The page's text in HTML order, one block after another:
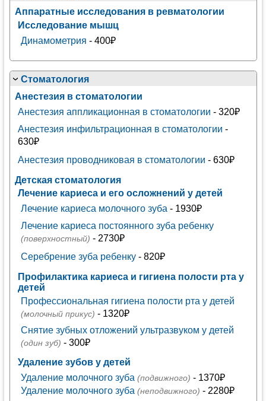
Аппаратные исследования в ревматологии
Исследование мышц
Динамометрия - 400₽
Стоматология
Анестезия в стоматологии
Анестезия аппликационная в стоматологии - 320₽
Анестезия инфильтрационная в стоматологии -
630₽
Анестезия проводниковая в стоматологии - 630₽
Детская стоматология
Лечение кариеса и его осложнений у детей
Лечение кариеса молочного зуба - 1930₽
Лечение кариеса постоянного зуба ребенку
(поверхностный) - 2730₽
Серебрение зуба ребенку- 820₽
Профилактика кариеса и гигиена полости рта у
детей
Профессиональная гигиена полости рта у детей
(молочный прикус) - 1320₽
Снятие зубных отложений ультразвуком у детей
(один зуб) - 300₽
Удаление зубов у детей
Удаление молочного зуба (подвижного) - 1370₽
Удаление молочного зуба (неподвижного) - 2280₽